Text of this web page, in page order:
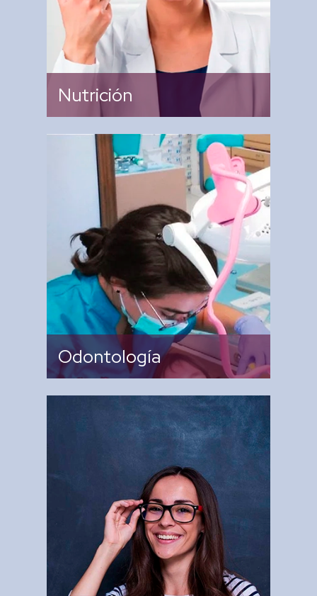
Nutrición
Odontología
De supervisar y asesorar que,
mediante las acciones
odontopreventivas, se logre
preservar la salud bucodental
de las niñas y los niños de los
centros de desarrollo infantil.
De ​Supervisar, asesorar y
evaluar los programas
pedagógicos vigentes con
estrategias de aprendizaje
para lactantes, maternales y
preescolares e​n un ambiente
educativo de calidad.